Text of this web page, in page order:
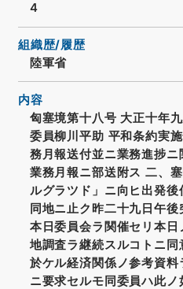
4
組織歴/履歴
陸軍省
内容
匈塞境第十八号 大正十年
委員柳川平助 平和条約実
務月報送付並ニ業務進捗
業務月報ニ部送附ス 二、
ルグラツド」ニ向ヒ出発
同地ニ止ク昨二十九日午
本日委員会ラ関催セリ本
地調査ラ継続スルコトニ
於ケル経済関係ノ参考資
ニ要求セルモ同委員ハ此